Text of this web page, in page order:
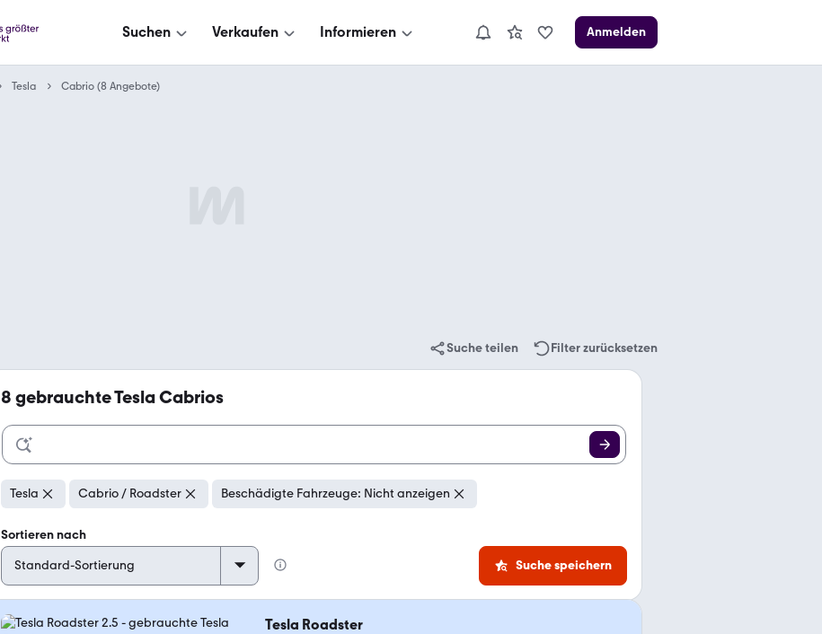
Suchen Verkaufen Informieren Anmelden
Tesla Cabrio (8 Angebote)
Suche teilen Filter zurücksetzen
8 gebrauchte Tesla Cabrios
Tesla Cabrio / Roadster Beschädigte Fahrzeuge: Nicht anzeigen
Sortieren nach
Suche speichern
Tesla Roadster